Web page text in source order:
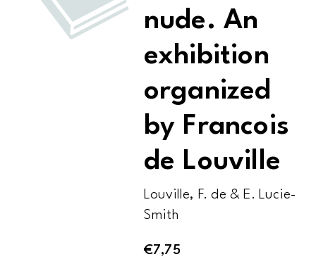
nude. An
exhibition
organized
by Francois
de Louville
Louville, F. de & E. Lucie-
Smith
€7,75